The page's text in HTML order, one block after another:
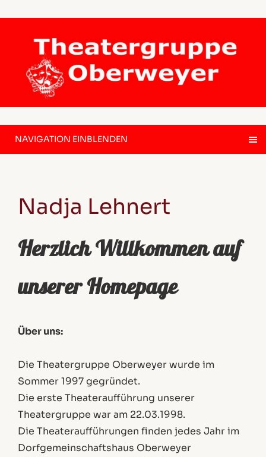
NAVIGATION EINBLENDEN
Nadja Lehnert
Herzlich Willkommen auf
unserer Homepage
Über uns:
Die Theatergruppe Oberweyer wurde im
Sommer 1997 gegründet.
Die erste Theateraufführung unserer
Theatergruppe war am 22.03.1998.
Die Theateraufführungen finden jedes Jahr im
Dorfgemeinschaftshaus Oberweyer